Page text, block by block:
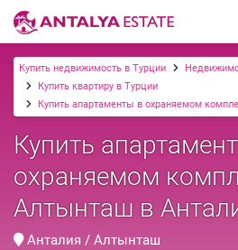
Купить недвижимость в Турции
Купить квартиру в Турции
Купить апартаменты в охраняемом
Купить
охраняемом
Алтынташ в
Анталия / Алтынташ